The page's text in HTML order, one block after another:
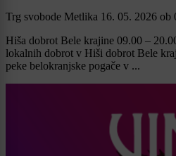
Trg svobode Metlika 16. 05. 2026 ob
Hiša dobrot Bele krajine 09.00 –
lokalnih dobrot v Hiši dobrot Bele
peke belokranjske pogače v ...